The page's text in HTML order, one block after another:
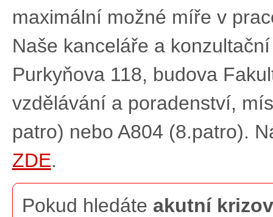
maximální možné míře v
Naše kanceláře a
Purkyňova 118, budova
vzdělávání a poradenství,
patro) nebo A804 (8.patro).
ZDE.
Pokud hledáte akutní